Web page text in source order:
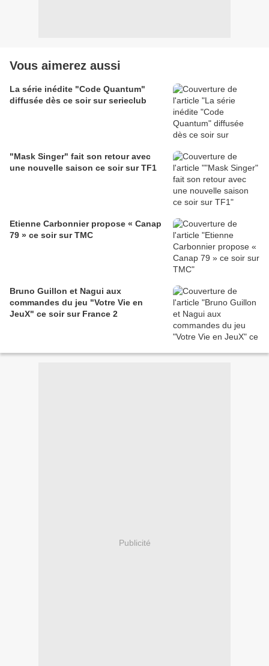
Vous aimerez aussi
La série inédite "Code Quantum"
diffusée dès ce soir sur serieclub
"Mask Singer" fait son retour avec
une nouvelle saison ce soir sur TF1
Etienne Carbonnier propose « Canap
79 » ce soir sur TMC
Bruno Guillon et Nagui aux
commandes du jeu "Votre Vie en
JeuX" ce soir sur France 2
Publicité